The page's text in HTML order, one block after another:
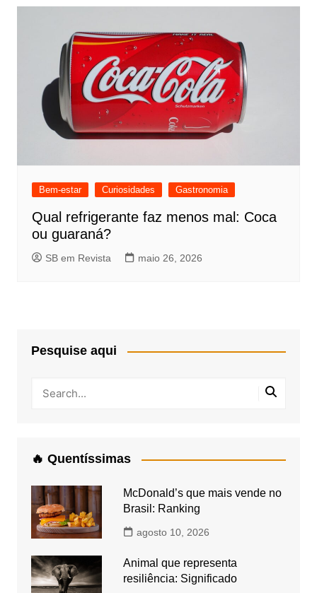
Bem-estar Curiosidades Gastronomia
Qual refrigerante faz menos mal: Coca
ou guaraná?
SB em Revista maio 26, 2026
Pesquise aqui
🔥 Quentíssimas
McDonald’s que mais vende no
Brasil: Ranking
agosto 10, 2026
Animal que representa
resiliência: Significado